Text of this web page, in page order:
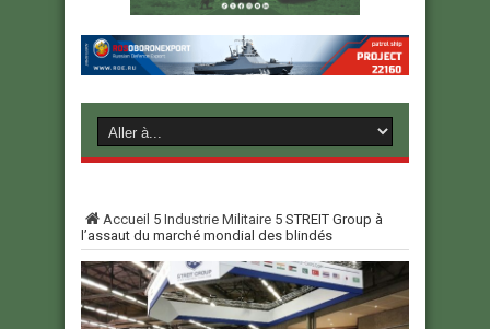
Accueil 5 Industrie Militaire 5 STREIT Group à
l’assaut du marché mondial des blindés